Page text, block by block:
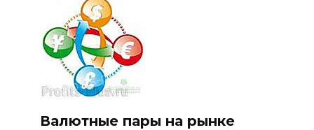
Валютные пары на рынке